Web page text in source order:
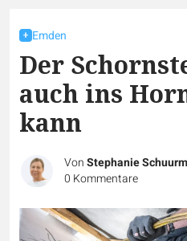
Emden
Der
auch ins
kann
VonStephanie
0 Kommentare